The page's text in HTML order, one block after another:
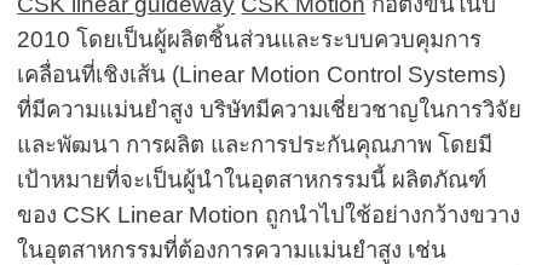
2010 โดยเป็นผู้ผลิตชิ้นส่วนและระบบควบคุมการ
เคลื่อนที่เชิงเส้น (Linear Motion Control Systems)
ที่มีความแม่นยำสูง บริษัทมีความเชี่ยวชาญในการวิจัย
และพัฒนา การผลิต และการประกันคุณภาพ โดยมี
เป้าหมายที่จะเป็นผู้นำในอุตสาหกรรมนี้ ผลิตภัณฑ์
ของ CSK Linear Motion ถูกนำไปใช้อย่างกว้างขวาง
ในอุตสาหกรรมที่ต้องการความแม่นยำสูง เช่น